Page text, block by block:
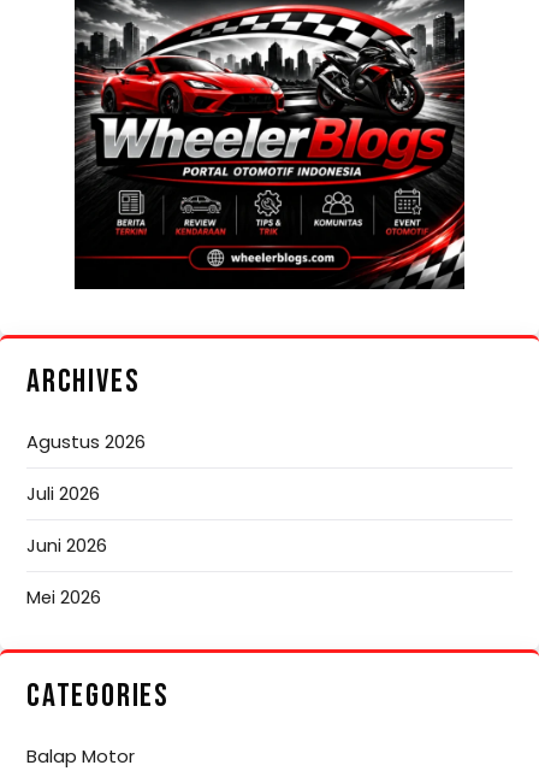
ARCHIVES
Agustus 2026
Juli 2026
Juni 2026
Mei 2026
CATEGORIES
Balap Motor